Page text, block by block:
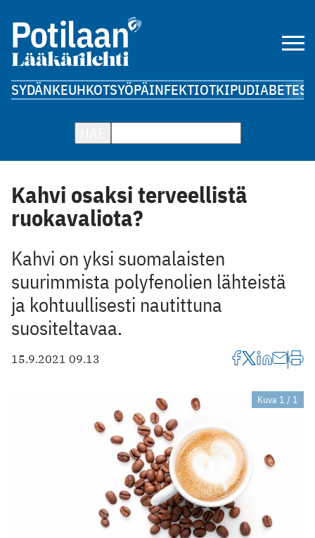
SYDÄNKEUHKOTSYÖPÄINFEKTIOTKIPUDIABETES
Kahvi osaksi terveellistä
ruokavaliota?
Kahvi on yksi suomalaisten
suurimmista polyfenolien lähteistä
ja kohtuullisesti nautittuna
suositeltavaa.
15.9.2021 09.13
Kuva 1 / 1